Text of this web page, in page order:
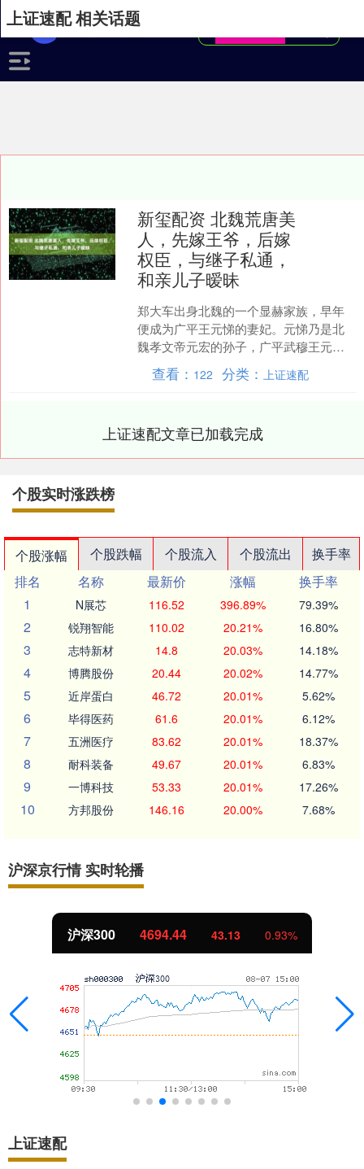
上证速配 相关话题
新玺配资 北魏荒唐美
人，先嫁王爷，后嫁
权臣，与继子私通，
和亲儿子暧昧
郑大车出身北魏的一个显赫家族，早年
便成为广平王元悌的妻妃。元悌乃是北
魏孝文帝元宏的孙子，广平武穆王元怀
的儿子，身为正统的皇室成员，身份尊
贵。郑大车与他共度了几年....
查看： 122 分类：上证速配
上证速配文章已加载完成
个股实时涨跌榜
个股涨幅 个股跌幅 个股流入 个股流出
换手率
排名
名称 最新价 涨幅
换手率
1
N展芯 116.52 396.89% 79.39%
2 锐翔智能 110.02 20.21% 16.80%
3 志特新材 14.8 20.03% 14.18%
4 博腾股份 20.44 20.02% 14.77%
5 近岸蛋白 46.72 20.01% 5.62%
6 毕得医药 61.6 20.01% 6.12%
7 五洲医疗 83.62 20.01% 18.37%
8 耐科装备 49.67 20.01% 6.83%
9 一博科技 53.33 20.01% 17.26%
10 方邦股份 146.16 20.00% 7.68%
沪深京行情 实时轮播
沪深300 4694.44 43.13 0.93%
上证速配